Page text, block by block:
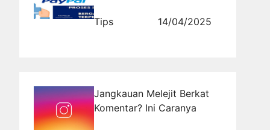
Tips
14/04/2025
Jangkauan Melejit Berkat
Komentar? Ini Caranya